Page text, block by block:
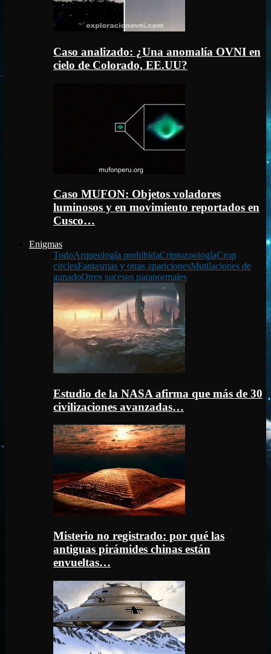
Caso analizado: ¿Una anomalía OVNI en
cielo de Colorado, EE.UU?
Caso MUFON: Objetos voladores
luminosos y en movimiento reportados en
Cusco…
Enigmas
TodoArqueología prohibidaCriptozoologíaCrop
circlesFantasmas y otras aparicionesMutilaciones de
ganadoOtros sucesos paranormales
Estudio de la NASA afirma que más de 30
civilizaciones avanzadas…
Misterio no registrado: por qué las
antiguas pirámides chinas están
envueltas…